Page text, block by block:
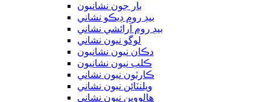
بار جون نشانيون
بيڊ روم ڊيڪو نشاني
بيڊ روم آرائشي نشاني
لوگو نيون نشاني
دڪان نيون نشانيون
ڪلب نيون نشانيون
ڪارٽون نيون نشاني
ويلنٽائن نيون نشاني
هالووین نيون نشاني